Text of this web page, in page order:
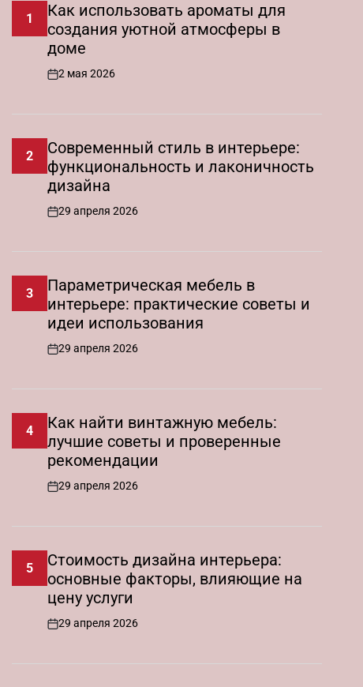
1
Как использовать ароматы для
создания уютной атмосферы в
доме
on
2 мая 2026
2
Современный стиль в интерьере:
функциональность и лаконичность
дизайна
on
29 апреля 2026
3
Параметрическая мебель в
интерьере: практические советы и
идеи использования
on
29 апреля 2026
4
Как найти винтажную мебель:
лучшие советы и проверенные
рекомендации
on
29 апреля 2026
5
Стоимость дизайна интерьера:
основные факторы, влияющие на
цену услуги
on
29 апреля 2026